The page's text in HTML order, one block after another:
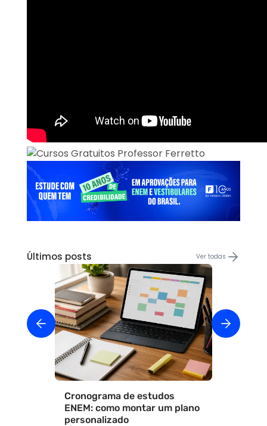
Últimos posts Ver todas
Cronograma de estudos
ENEM: como montar um plano
personalizado